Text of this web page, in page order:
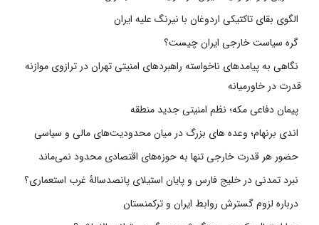
الگوی بقای تاکتیکی اردوغان با نیرنگ علیه ایران
گره سیاست خارجی ایران چیست؟
نگاهی به پیامدهای ناخواسته راهبردهای امنیتی تهران در ترازوی موازنه
قدرت در خاورمیانه
پیمان دفاعی مکه؛ نظم امنیتی جدید منطقه
اندی برنهام؛ وعده های بزرگ در میان محدودیت‌های مالی و سیاسی
حضور هر قدرت خارجی تنها به حوزه‌های اقتصادی محدود نمی‌ماند
نبرد تمدنی در خلیج فارس و پایان استیلای پانصدسالۀ غرب استعماری؟
درباره لزوم گسترش روابط ایران و ترکمنستان